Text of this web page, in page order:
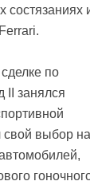
по
II занялся
свой выбор на